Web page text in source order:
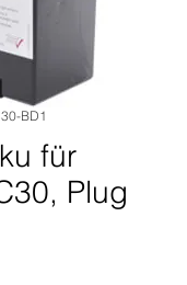
BD1
für
Plug